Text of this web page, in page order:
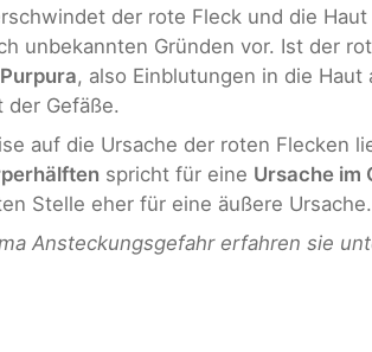
der rote Fleck und die
unbekannten Gründen vor. Ist der
Purpura, also Einblutungen in die
der Gefäße.
auf die Ursache der roten Flecken
spricht für eine Ursache im
Stelle eher für eine äußere Ursache.
Ansteckungsgefahr erfahren sie